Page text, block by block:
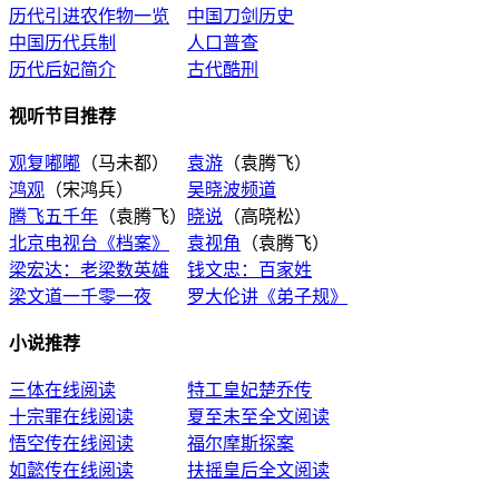
历代引进农作物一览
中国刀剑历史
中国历代兵制
人口普查
历代后妃简介
古代酷刑
视听节目推荐
观复嘟嘟 （马未都） 袁游 （袁腾飞）
鸿观 （宋鸿兵） 吴晓波频道
腾飞五千年 （袁腾飞） 晓说 （高晓松）
北京电视台《档案》
袁视角
（袁腾飞）
梁宏达：老梁数英雄
钱文忠：百家姓
梁文道一千零一夜
罗大伦讲《弟子规》
小说推荐
三体在线阅读
特工皇妃楚乔传
十宗罪在线阅读
夏至未至全文阅读
悟空传在线阅读
福尔摩斯探案
如懿传在线阅读
扶摇皇后全文阅读